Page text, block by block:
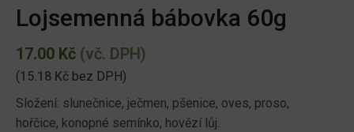
Lojsemenná bábovka 60g
17.00 Kč (vč. DPH)
(15.18 Kč bez DPH)
Složení: slunečnice, ječmen, pšenice, oves, proso,
hořčice, konopné semínko, hovězí lůj.